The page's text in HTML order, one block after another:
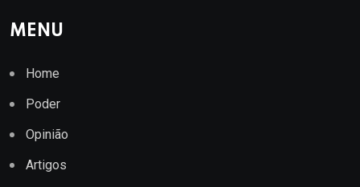
MENU
Home
Poder
Opinião
Artigos